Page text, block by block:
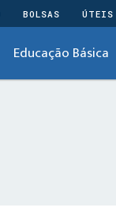
BOLSAS ÚTEIS
Educação Básica